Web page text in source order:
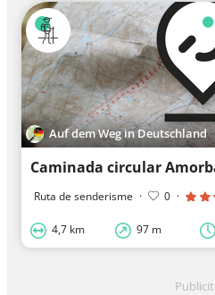
Auf dem Weg in Deutschland
Ruta de senderisme · 0 ·
4,7 km 97 m